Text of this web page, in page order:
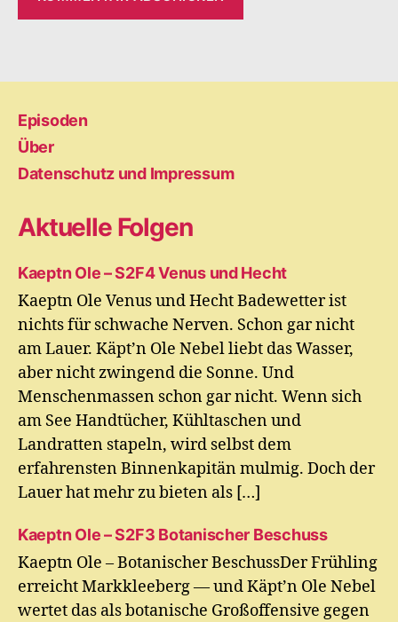
Episoden
Über
Datenschutz und Impressum
Aktuelle Folgen
Kaeptn Ole – S2F4 Venus und Hecht
Kaeptn Ole Venus und Hecht Badewetter ist
nichts für schwache Nerven. Schon gar nicht
am Lauer. Käpt’n Ole Nebel liebt das Wasser,
aber nicht zwingend die Sonne. Und
Menschenmassen schon gar nicht. Wenn sich
am See Handtücher, Kühltaschen und
Landratten stapeln, wird selbst dem
erfahrensten Binnenkapitän mulmig. Doch der
Lauer hat mehr zu bieten als […]
Kaeptn Ole – S2F3 Botanischer Beschuss
Kaeptn Ole – Botanischer BeschussDer Frühling
erreicht Markkleeberg — und Käpt’n Ole Nebel
wertet das als botanische Großoffensive gegen